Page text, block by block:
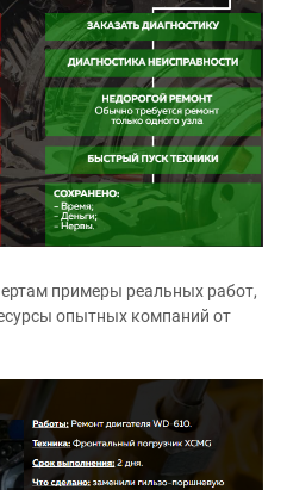
примеры реальных работ,
опытных компаний от